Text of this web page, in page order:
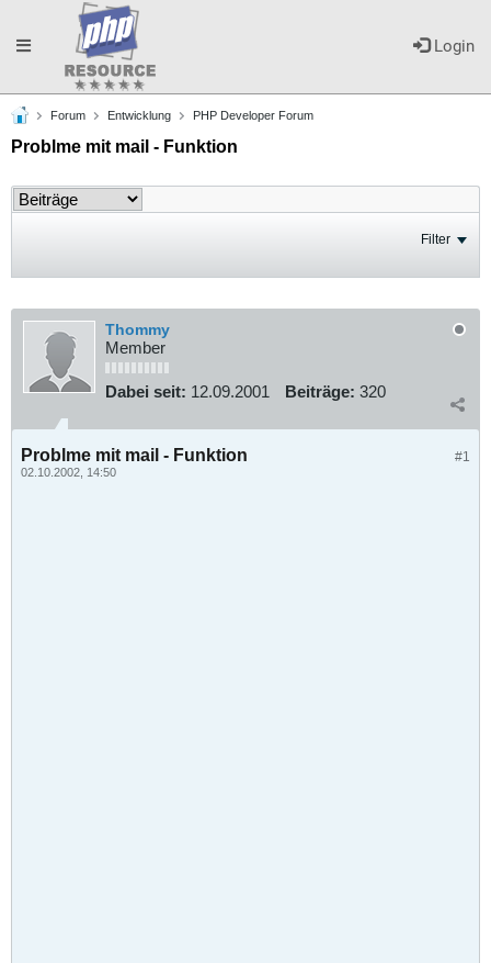
Login
Toggle
navigation
Forum Entwicklung PHP Developer Forum
Problme mit mail - Funktion
Filter
Thommy
Member
Dabei seit: 12.09.2001 Beiträge: 320
#1
Problme mit mail - Funktion
02.10.2002, 14:50